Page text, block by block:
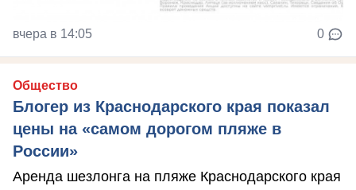
вчера в 14:05 0
Общество
Блогер из Краснодарского края показал
цены на «самом дорогом пляже в
России»
Аренда шезлонга на пляже Краснодарского края